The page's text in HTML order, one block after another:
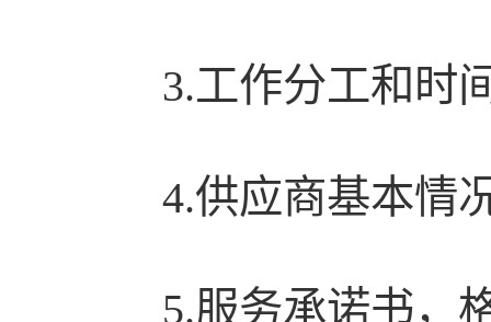
3.工作分工和时
4.供应商基本情
5.服务承诺书，